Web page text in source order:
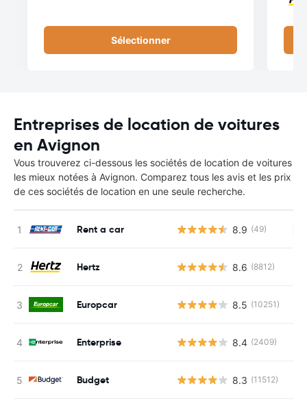
Sélectionner
Entreprises de location de voitures
en Avignon
Vous trouverez ci-dessous les sociétés de location de voitures
les mieux notées à Avignon. Comparez tous les avis et les prix
de ces sociétés de location en une seule recherche.
Rent a car 8.9 (49)
Hertz 8.6 (8812)
Europcar 8.5 (10251)
Enterprise 8.4 (2409)
Budget 8.3 (11512)